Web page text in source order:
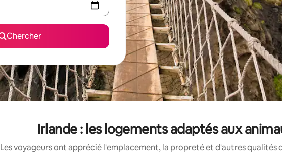
Chercher
Irlande : les logements adaptés aux
Les voyageurs ont apprécié l'emplacement, la propreté et d'autres qualités